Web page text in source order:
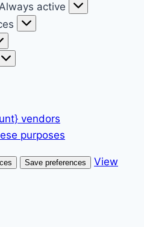
active
vendors
purposes
Save preferences
View